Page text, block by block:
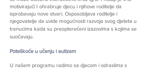
motivirajući I ohrabruje djecu i njihove roditelje da
isprobavaju nove stvari. Osposobljava roditelje i
njegovatelje da uvide mogućnosti razvoja svog djeteta u
trenucima kada su preopterećeni izazovima s kojima se
suočavaju.
Poteškoće u učenju i autizam
U našem programu radimo sa djecom i odraslima s